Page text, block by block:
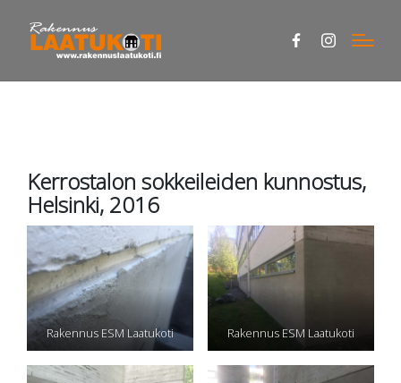
Facebook
Instagram
Kerrostalon sokkeileiden kunnostus,
Helsinki, 2016
Rakennus ESM Laatukoti Rakennus ESM Laatukoti